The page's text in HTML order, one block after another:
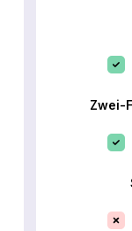
Zwei-